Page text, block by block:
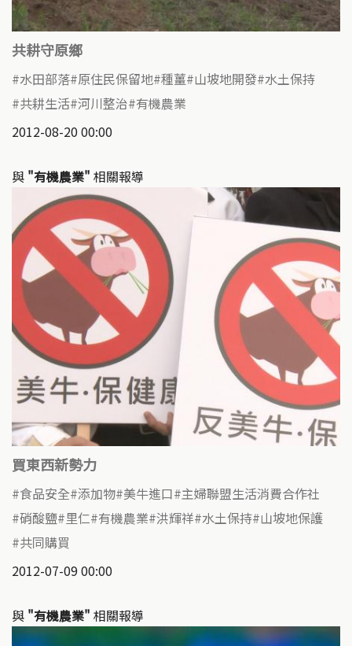
共耕守原鄉
水田部落 原住民保留地 種薑 山坡地開發 水土保持
共耕生活 河川整治 有機農業
2012-08-20 00:00
與 "有機農業" 相關報導
買東西新勢力
食品安全 添加物 美牛進口 主婦聯盟生活消費合作社
硝酸鹽 里仁 有機農業 洪輝祥 水土保持 山坡地保護
共同購買
2012-07-09 00:00
與 "有機農業" 相關報導